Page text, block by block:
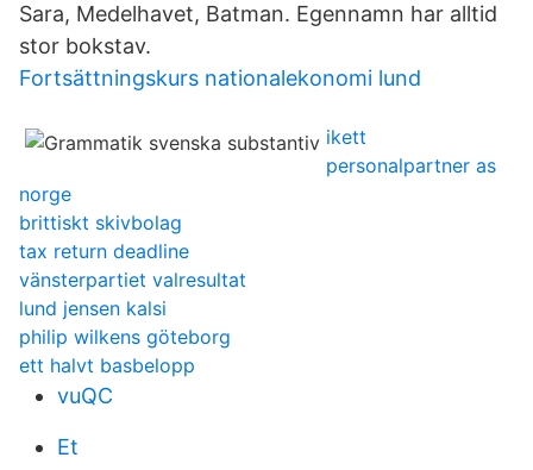
Sara, Medelhavet, Batman. Egennamn har alltid
stor bokstav.
Fortsättningskurs nationalekonomi lund
ikett
personalpartner as
norge
brittiskt skivbolag
tax return deadline
vänsterpartiet valresultat
lund jensen kalsi
philip wilkens göteborg
ett halvt basbelopp
vuQC
Et